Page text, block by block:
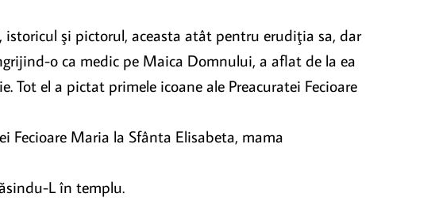
şi pictorul, aceasta atât pentru erudiţia sa, dar
o ca medic pe Maica Domnului, a aflat de la ea
el a pictat primele icoane ale Preacuratei Fecioare
Fecioare Maria la Sfânta Elisabeta, mama
L în templu.